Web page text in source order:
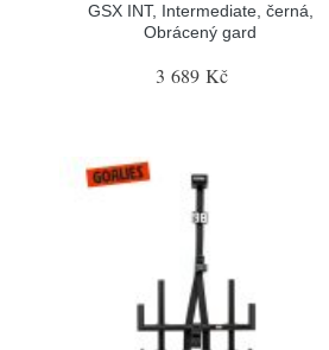
GSX INT, Intermediate, černá,
Obrácený gard
3 689 Kč